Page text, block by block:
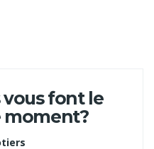
vous font le
moment?